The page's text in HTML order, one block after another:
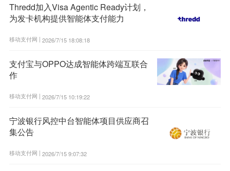
Thredd加入Visa Agentic Ready计划，
为发卡机构提供智能体支付能力
移动支付网 | 2026/7/15 18:08:18
支付宝与OPPO达成智能体跨端互联合
作
移动支付网 | 2026/7/15 10:19:22
宁波银行风控中台智能体项目供应商召
集公告
移动支付网 | 2026/7/15 9:07:32